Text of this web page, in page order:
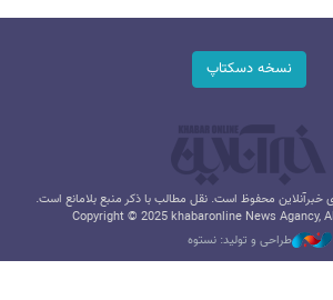
نسخه دسکتاپ
محفوظ است. نقل مطالب با ذکر منبع بلامانع است.
Copyright © 2025 khabaronline News Agancy,
طراحی و تولید: نستوه